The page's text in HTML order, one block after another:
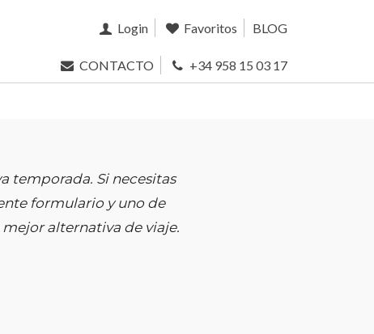
Login Favoritos BLOG
CONTACTO +34 958 15 03 17
temporada. Si necesitas
formulario y uno de
alternativa de viaje.